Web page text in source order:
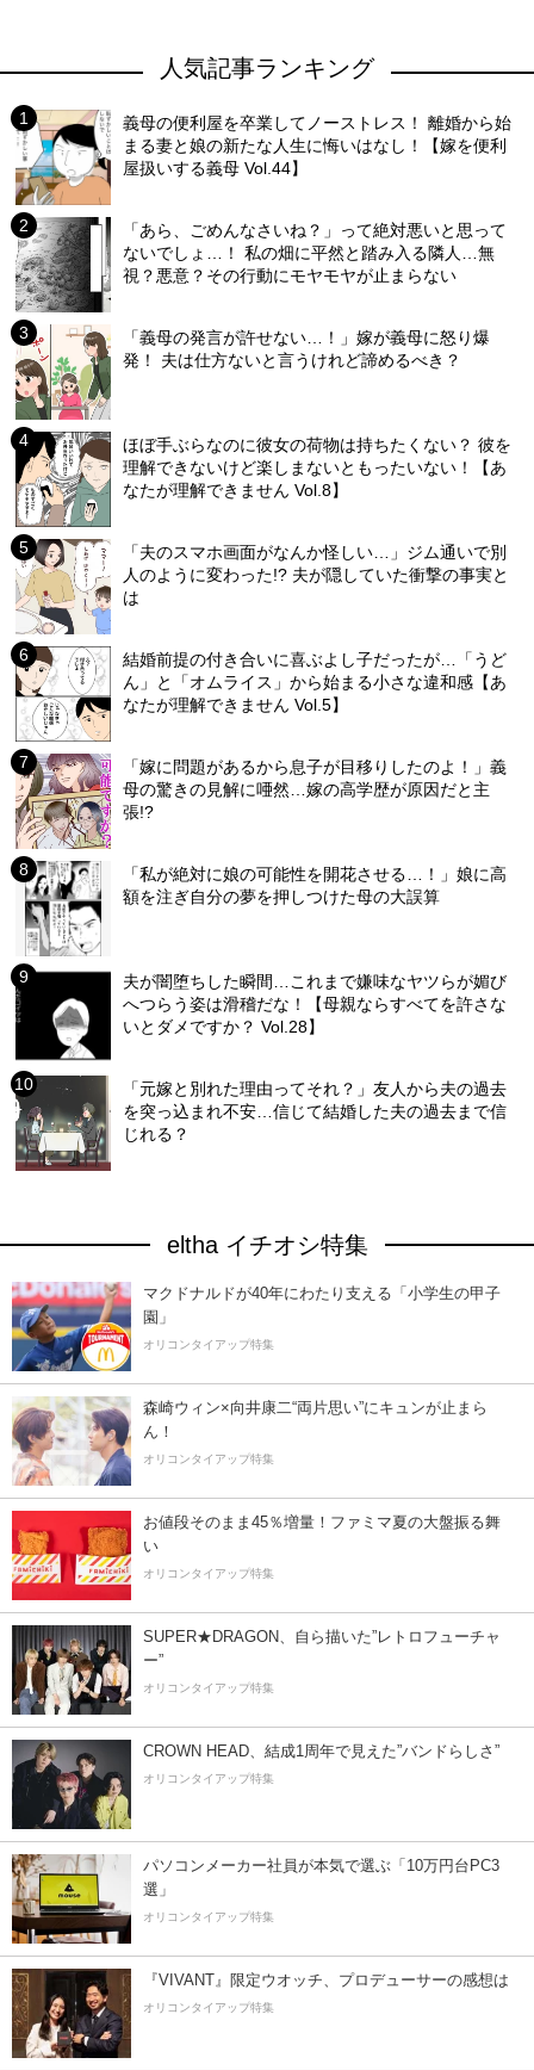
人気記事ランキング
義母の便利屋を卒業してノーストレス！ 離婚から始
まる妻と娘の新たな人生に悔いはなし！【嫁を便利
屋扱いする義母 Vol.44】
「あら、ごめんなさいね？」って絶対悪いと思って
ないでしょ…！ 私の畑に平然と踏み入る隣人…無
視？悪意？その行動にモヤモヤが止まらない
「義母の発言が許せない…！」嫁が義母に怒り爆
発！ 夫は仕方ないと言うけれど諦めるべき？
ほぼ手ぶらなのに彼女の荷物は持ちたくない？ 彼を
理解できないけど楽しまないともったいない！【あ
なたが理解できません Vol.8】
「夫のスマホ画面がなんか怪しい…」ジム通いで別
人のように変わった!? 夫が隠していた衝撃の事実と
は
結婚前提の付き合いに喜ぶよし子だったが…「うど
ん」と「オムライス」から始まる小さな違和感【あ
なたが理解できません Vol.5】
「嫁に問題があるから息子が目移りしたのよ！」義
母の驚きの見解に唖然…嫁の高学歴が原因だと主
張!?
「私が絶対に娘の可能性を開花させる…！」娘に高
額を注ぎ自分の夢を押しつけた母の大誤算
夫が闇堕ちした瞬間…これまで嫌味なヤツらが媚び
へつらう姿は滑稽だな！【母親ならすべてを許さな
いとダメですか？ Vol.28】
「元嫁と別れた理由ってそれ？」友人から夫の過去
を突っ込まれ不安…信じて結婚した夫の過去まで信
じれる？
eltha イチオシ特集
マクドナルドが40年にわたり支える「小学生の甲子
園」
オリコンタイアップ特集
森崎ウィン×向井康二“両片思い”にキュンが止まら
ん！
オリコンタイアップ特集
お値段そのまま45％増量！ファミマ夏の大盤振る舞
い
オリコンタイアップ特集
SUPER★DRAGON、自ら描いた”レトロフューチャ
ー”
オリコンタイアップ特集
CROWN HEAD、結成1周年で見えた”バンドらしさ”
オリコンタイアップ特集
パソコンメーカー社員が本気で選ぶ「10万円台PC3
選」
オリコンタイアップ特集
『VIVANT』限定ウオッチ、プロデューサーの感想は
オリコンタイアップ特集